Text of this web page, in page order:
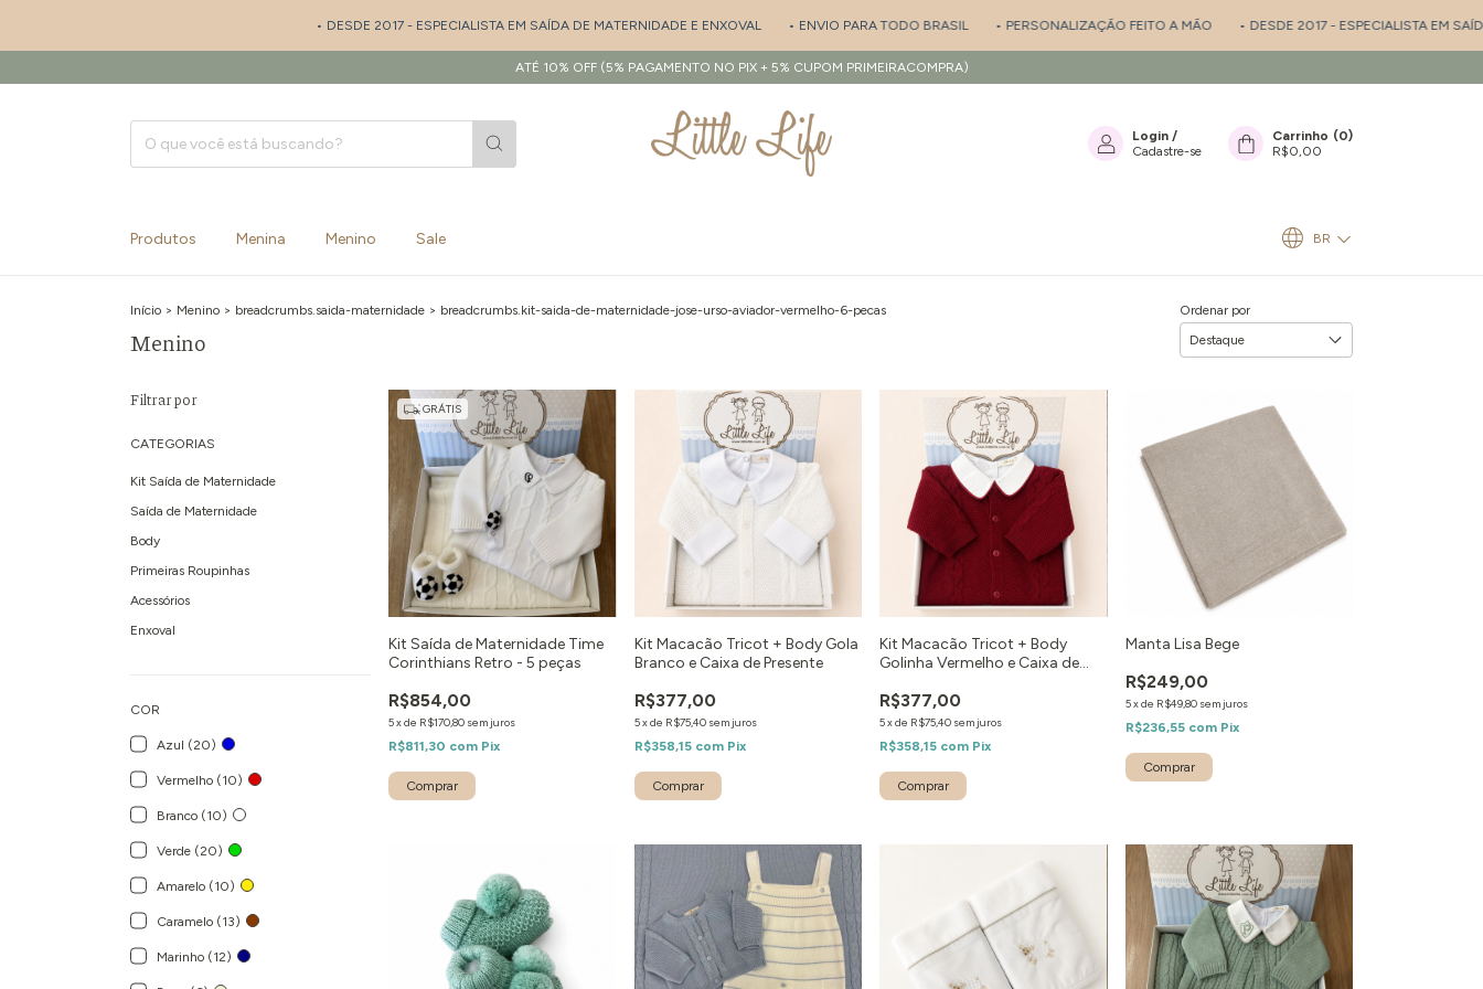
• DESDE 2017 - ESPECIALISTA EM SAÍDA DE MATERNIDADE E ENXOVAL • ENVIO PARA TODO BRASIL • PERSONALIZAÇÃO FEITO A MÃO • DESDE 2017 - ESPECIALISTA EM SAÍDA DE
ATÉ 10% OFF (5% PAGAMENTO NO PIX + 5% CUPOM PRIMEIRACOMPRA)
Login /
Cadastre-se
Carrinho (0)
R$0,00
Produtos Menina Menino Sale BR
Início > Menino > breadcrumbs.saida-maternidade > breadcrumbs.kit-saida-de-maternidade-jose-urso-aviador-vermelho-6-pecas
Menino
Ordenar por
Filtrar por
CATEGORIAS
Kit Saída de Maternidade
Saída de Maternidade
Body
Primeiras Roupinhas
Acessórios
Enxoval
COR
Azul (20)
Vermelho (10)
Branco (10)
Verde (20)
Amarelo (10)
Caramelo (13)
Marinho (12)
GRÁTIS
Kit Saída de Maternidade Time
Corinthians Retro - 5 peças
R$854,00
5xde R$170,80 sem juros
R$811,30 com Pix
Comprar
Kit Macacão Tricot + Body Gola
Branco e Caixa de Presente
R$377,00
5xde R$75,40 sem juros
R$358,15 com Pix
Comprar
Kit Macacão Tricot + Body
Golinha Vermelho e Caixa de
R$377,00
5xde R$75,40 sem juros
R$358,15 com Pix
Comprar
Manta Lisa Bege
R$249,00
5xde R$49,80 sem juros
R$236,55 com Pix